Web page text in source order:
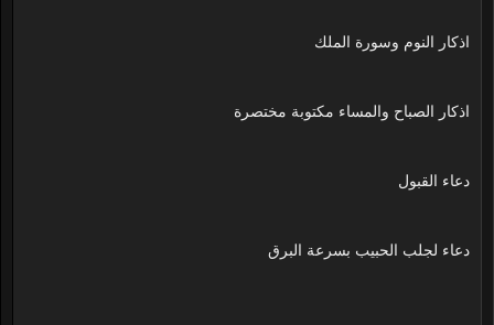
اذكار النوم وسورة الملك
اذكار الصباح والمساء مكتوبة مختصرة
دعاء القبول
دعاء لجلب الحبيب بسرعة البرق